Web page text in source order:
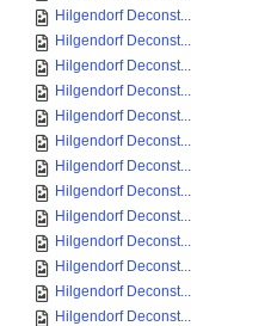
Hilgendorf Deconst...
Hilgendorf Deconst...
Hilgendorf Deconst...
Hilgendorf Deconst...
Hilgendorf Deconst...
Hilgendorf Deconst...
Hilgendorf Deconst...
Hilgendorf Deconst...
Hilgendorf Deconst...
Hilgendorf Deconst...
Hilgendorf Deconst...
Hilgendorf Deconst...
Hilgendorf Deconst...